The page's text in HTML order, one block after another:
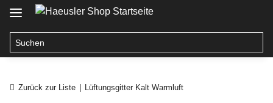
Zurück zur Liste Lüftungsgitter Kalt Warmluft